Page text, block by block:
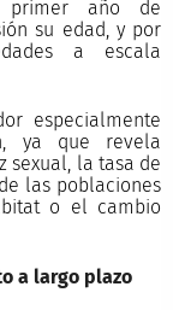
año de
su edad, y por
a escala
especialmente
ya que revela
sexual, la tasa de
las poblaciones
o el cambio
a largo plazo